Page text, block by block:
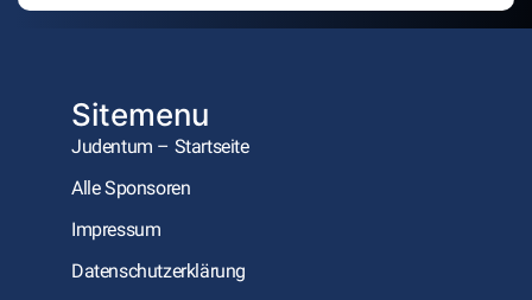
Sitemenu
Judentum – Startseite
Alle Sponsoren
Impressum
Datenschutzerklärung